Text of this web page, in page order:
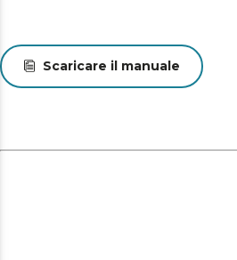
Scaricare il manuale